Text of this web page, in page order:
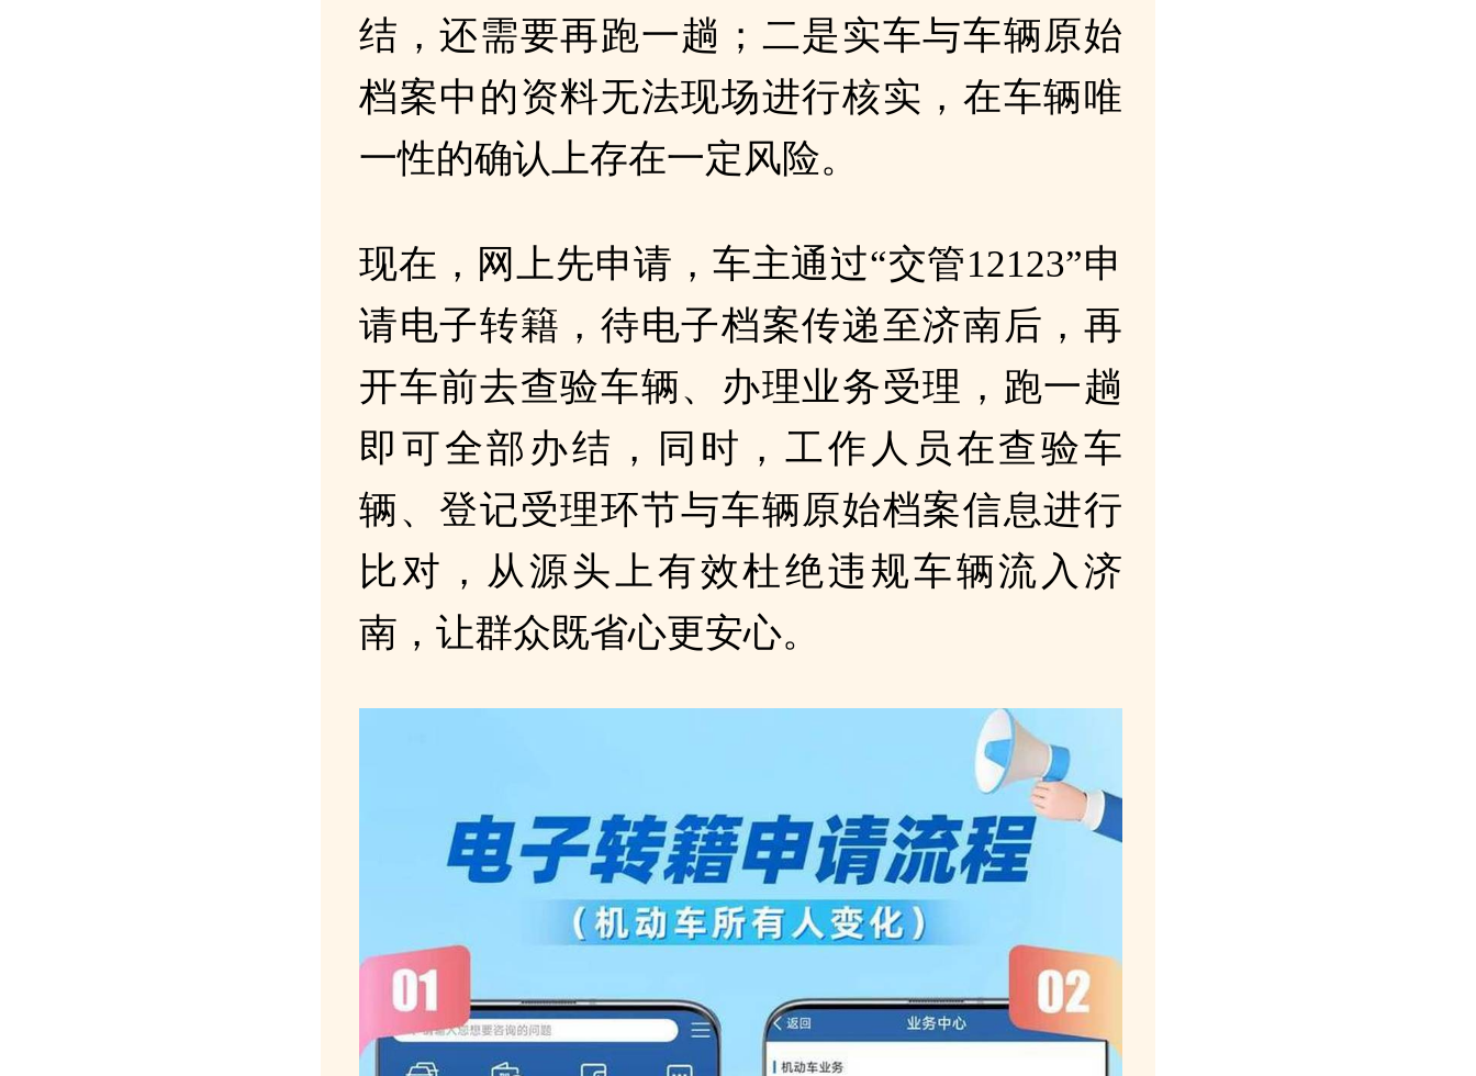
结，还需要再跑一趟；二是实车与车辆原始
档案中的资料无法现场进行核实，在车辆唯
一性的确认上存在一定风险。
现在，网上先申请，车主通过“交管12123”申
请电子转籍，待电子档案传递至济南后，再
开车前去查验车辆、办理业务受理，跑一趟
即可全部办结，同时，工作人员在查验车
辆、登记受理环节与车辆原始档案信息进行
比对，从源头上有效杜绝违规车辆流入济
南，让群众既省心更安心。